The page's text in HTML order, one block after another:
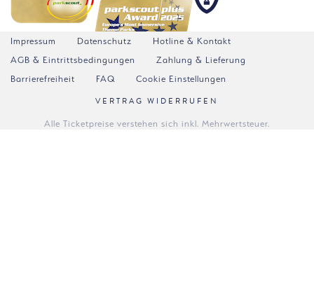
Impressum Datenschutz
Hotline & Kontakt
AGB & Eintrittsbedingungen
Zahlung & Lieferung
Barrierefreiheit
FAQ Cookie Einstellungen
VERTRAG WIDERRUFEN
Alle Ticketpreise verstehen sich inkl. Mehrwertsteuer.